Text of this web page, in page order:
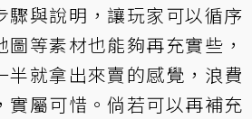
驟與說明，讓玩家可以循序
等素材也能夠再充實些，
半就拿出來賣的感覺，浪費
實屬可惜。倘若可以再補充